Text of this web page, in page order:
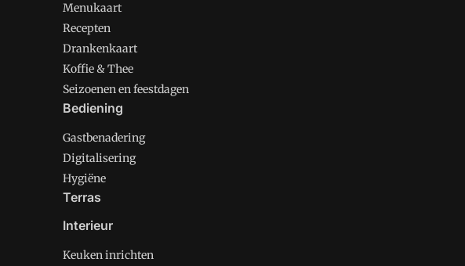
Menukaart
Recepten
Drankenkaart
Koffie & Thee
Seizoenen en feestdagen
Bediening
Gastbenadering
Digitalisering
Hygiëne
Terras
Interieur
Keuken inrichten